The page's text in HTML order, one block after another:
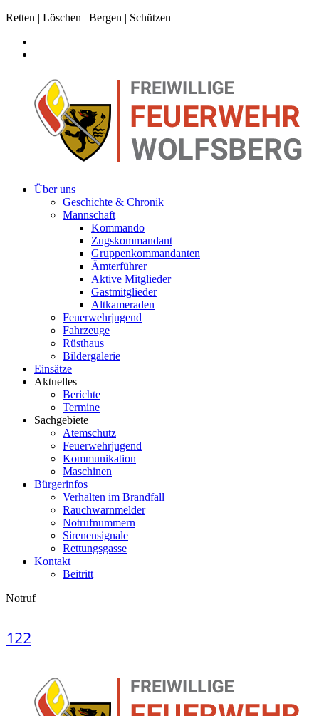
Retten | Löschen | Bergen | Schützen
Über uns
Geschichte & Chronik
Mannschaft
Kommando
Zugskommandant
Gruppenkommandanten
Ämterführer
Aktive Mitglieder
Gastmitglieder
Altkameraden
Feuerwehrjugend
Fahrzeuge
Rüsthaus
Bildergalerie
Einsätze
Aktuelles
Berichte
Termine
Sachgebiete
Atemschutz
Feuerwehrjugend
Kommunikation
Maschinen
Bürgerinfos
Verhalten im Brandfall
Rauchwarnmelder
Notrufnummern
Sirenensignale
Rettungsgasse
Kontakt
Beitritt
Notruf
122